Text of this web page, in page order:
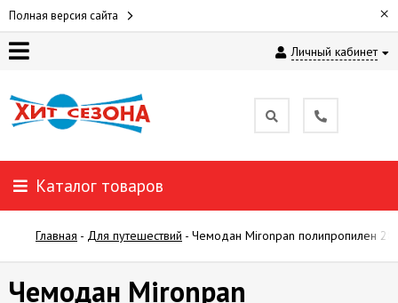
Полная версия сайта ×
Личный кабинет
ЖЕНЩИН
ДЕТЕЙ
ПОКУПАТЕЛЯМ
Каталог товаров
Главная - Для путешествий - Чемодан Mironpan полипропилен
Чемодан Mironpan